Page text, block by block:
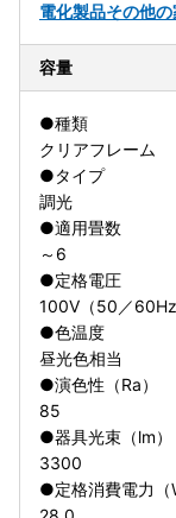
電化製品その他
容量
●種類
クリアフレーム
●タイプ
調光
●適用畳数
～6
●定格電圧
100V（50／60Hz
●色温度
昼光色相当
●演色性（Ra）
85
●器具光束（lm）
3300
●定格消費電力（